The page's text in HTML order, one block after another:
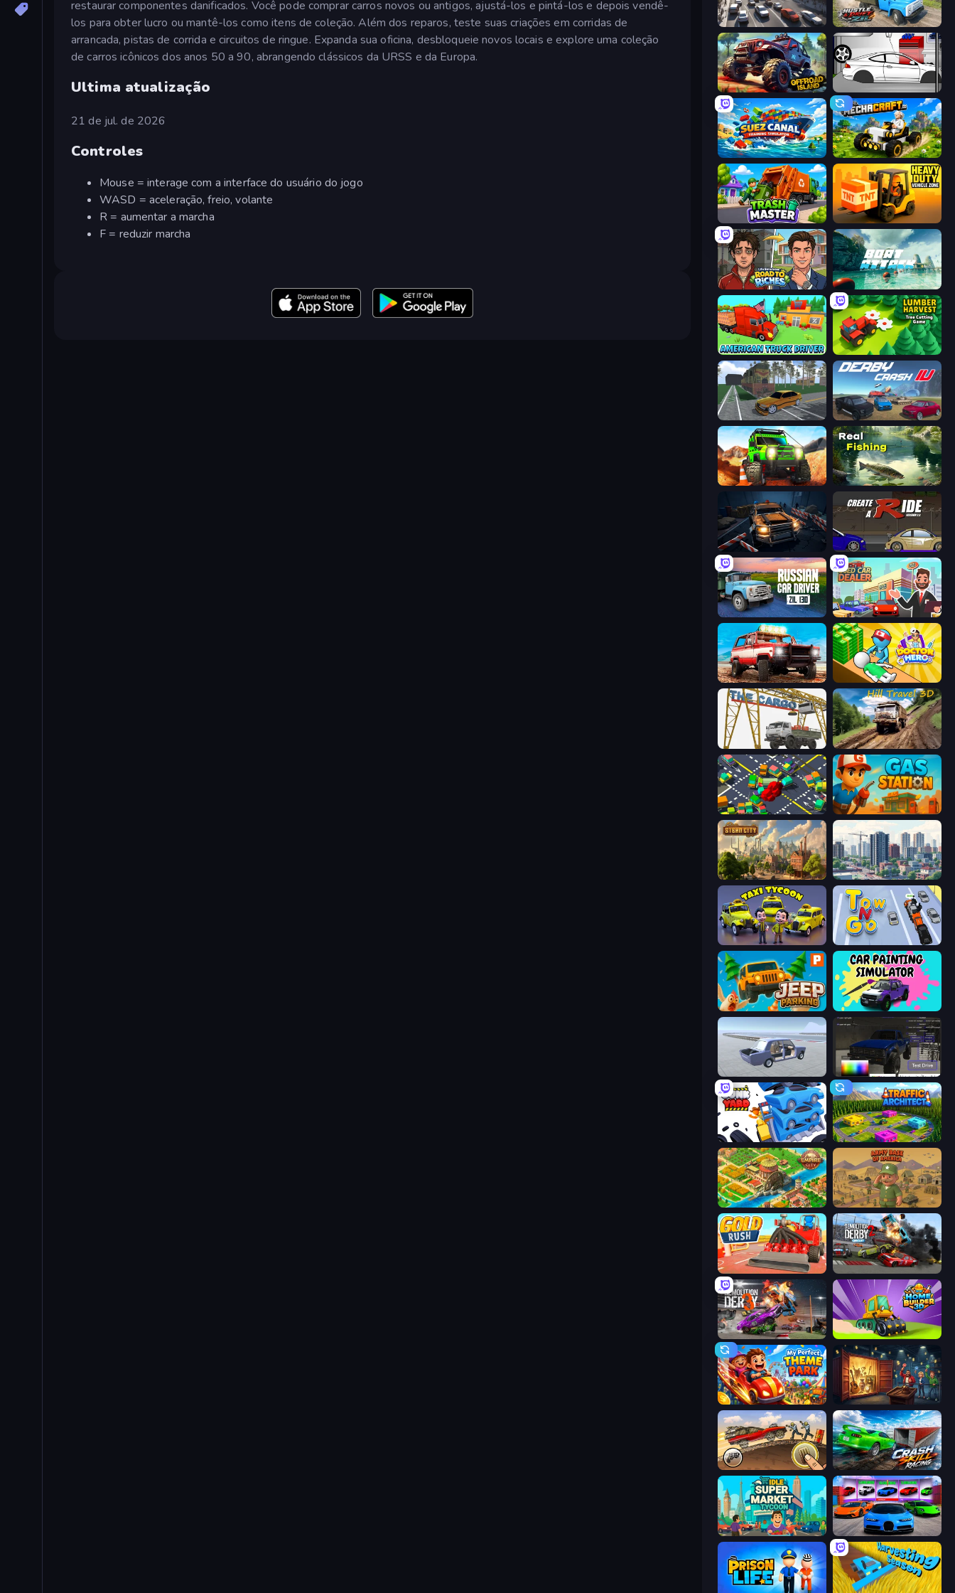
restaurar componentes danificados. Você pode comprar carros novos ou antigos, ajustá-los e pintá-los e depois vendê-
los para obter lucro ou mantê-los como itens de coleção. Além dos reparos, teste suas criações em corridas de
arrancada, pistas de corrida e circuitos de ringue. Expanda sua oficina, desbloqueie novos locais e explore uma coleção
de carros icônicos dos anos 50 a 90, abrangendo clássicos da URSS e da Europa.
Ultima atualização
21 de jul. de 2026
Controles
Mouse = interage com a interface do usuário do jogo
WASD = aceleração, freio, volante
R = aumentar a marcha
F = reduzir marcha
Traffic Loop Hustle & Drift in ZIL
Offroad Island Drag Racer V2
Suez Canal Training Simulator Mechacraft.io
Trash Master
Life Simulator: Road to Riches Boat Attack
American Truck Driver Lumber Harvest: Tree Cutting Game
Obby: Car Crash Sandbox Derby Crash 4
Offroad Life 3D Real Fishing Simulator
Cars vs Zombies Create-A-Ride
Russian Car Driver ZIL 130 Used Car Dealer Tycoon
Offroad Masters Challenge Doctor Hero
The Cargo Hill Travel 3D
Slightly Annoying Traffic Gas Station
Steam City SuperCity 3D
Taxi Tycoon: Idle Business Tow N Go
Jeep Parking 3D Car Painting Simulator
Car Tuning Simulator Car Inspector: Truck
Junkyard Sim Traffic Architect
Empire City Army Base Of America
Gold Rush Demolition Derby 2
Demolition Derby 3 Home Builder 3D
My Perfect Theme Park Container Auction
Earn to Die: Zombie Ride Crash Skill Racing
Idle Supermarket Tycoon Case Simulator: Cars